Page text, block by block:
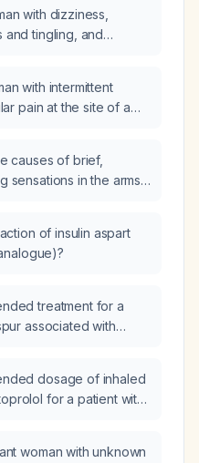
with dizziness,
and tingling, and
be pursued?
with intermittent
pain at the site of a
panel, erythrocyte
C‑reactive protein,
is the most likely
initial
causes of brief,
sensations in the arms
of insulin aspart
treatment for a
associated with
dosage of inhaled
for a patient with
woman with unknown